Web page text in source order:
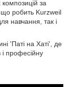
за
робить Kurzweil
навчання, так і
'Паті на Хаті', де
і професійну